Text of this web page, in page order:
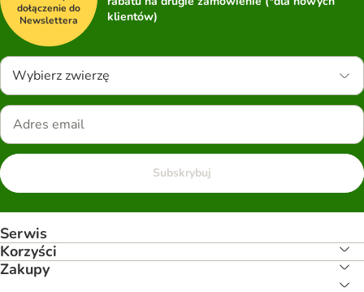
dołączenie do
Newslettera
klientów)
Wybierz zwierzę
Subskrybuj
Serwis
Korzyści
Zakupy